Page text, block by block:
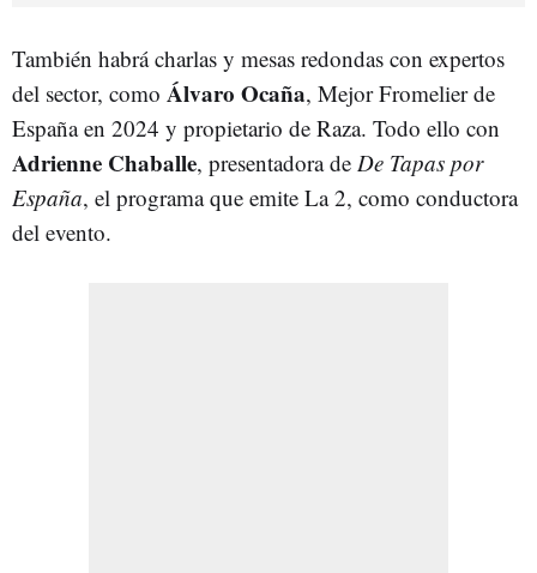
También habrá charlas y mesas redondas con expertos
del sector, como Álvaro Ocaña, Mejor Fromelier de
España en 2024 y propietario de Raza. Todo ello con
Adrienne Chaballe, presentadora de De Tapas por
España, el programa que emite La 2, como conductora
del evento.